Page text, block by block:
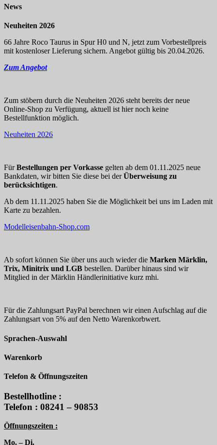
News
Neuheiten 2026
66 Jahre Roco Taurus in Spur H0 und N, jetzt zum Vorbestellpreis
mit kostenloser Lieferung sichern. Angebot gültig bis 20.04.2026.
Zum Angebot
Zum stöbern durch die Neuheiten 2026 steht bereits der neue
Online-Shop zu Verfügung, aktuell ist hier noch keine
Bestellfunktion möglich.
Neuheiten 2026
FürBestellungen per Vorkasse gelten ab dem 01.11.2025 neue
Bankdaten, wir bitten Sie diese bei derÜberweisung zu
berücksichtigen.
Ab dem 11.11.2025 haben Sie die Möglichkeit bei uns im Laden mit
Karte zu bezahlen.
Modelleisenbahn-Shop.com
Ab sofort können Sie über uns auch wieder die Marken Märklin,
Trix, Minitrix und LGB bestellen. Darüber hinaus sind wir
Mitglied in der Märklin Händlerinitiative kurz mhi.
Für die Zahlungsart PayPal berechnen wir einen Aufschlag auf die
Zahlungsart von 5% auf den Netto Warenkorbwert.
Sprachen-Auswahl
Warenkorb
Telefon & Öffnungszeiten
Bestellhotline :
Telefon : 08241 – 90853
Öffnungszeiten :
Mo. – Di.